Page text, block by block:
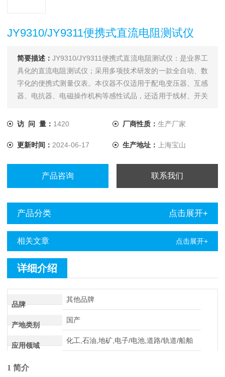
JY9310/JY9311便携式直流电阻测试仪
简要描述：JY9310/JY9311便携式直流电阻测试仪：是业界工
具化的直流电阻测试仪；采用多项技术研发的一款全自动、数
字化的便携式测量仪表。本仪器不仅适用于配电变压器、互感
器、电抗器、电磁操作机构等感性试品，还适用于线材、开关
变压器，由于低压线圈采用铜箔绕制，电阻值极低，对此本仪
访 问 量： 1420 厂商性质： 生产厂家
更新时间： 2024-06-17 生产地址： 上海宝山
产品咨询 联系我们
产品分类 点击展开+
相关文章 点击展开+
详细介绍
品牌
其他品牌
产地类别
国产
应用领域
化工,石油,地矿,电子/电池,道路/轨道/船舶
1 简介